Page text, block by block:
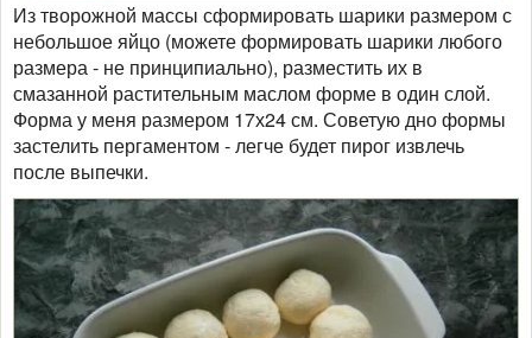
Из творожной массы сформировать шарики размером с
небольшое яйцо (можете формировать шарики любого
размера - не принципиально), разместить их в
смазанной растительным маслом форме в один слой.
Форма у меня размером 17х24 см. Советую дно формы
застелить пергаментом - легче будет пирог извлечь
после выпечки.